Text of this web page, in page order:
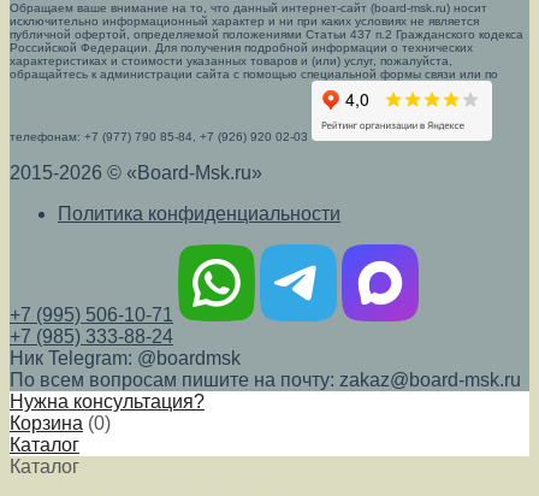
Обращаем ваше внимание на то, что данный интернет-сайт (board-msk.ru) носит
исключительно информационный характер и ни при каких условиях не является
публичной офертой, определяемой положениями Статьи 437 п.2 Гражданского кодекса
Российской Федерации. Для получения подробной информации о технических
характеристиках и стоимости указанных товаров и (или) услуг, пожалуйста,
обращайтесь к администрации сайта с помощью специальной формы связи или по
телефонам: +7 (977) 790 85-84, +7 (926) 920 02-03
2015-2026 © «Board-Msk.ru»
Политика конфиденциальности
+7 (995) 506-10-71
+7 (985) 333-88-24
Ник Telegram: @boardmsk
По всем вопросам пишите на почту: zakaz@board-msk.ru
Нужна консультация?
Корзина (0)
Каталог
Каталог